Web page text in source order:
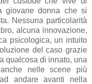
giovane donna che si
Nessuna particolarità
alcuna innovazione,
psicologica, un intuito
del caso grazie
qualcosa di innato, una
nelle scene più
andare avanti nella